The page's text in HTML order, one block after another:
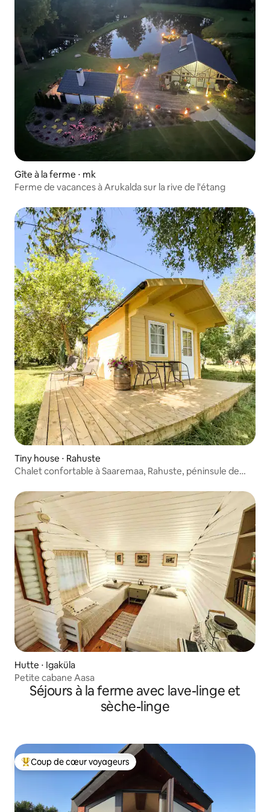
Gîte à la ferme ⋅ mk
Ferme de vacances à Arukalda sur la rive de l'étang
Tiny house ⋅ Rahuste
Chalet confortable à Saaremaa, Rahuste, péninsule de
Hutte ⋅ Igaküla
Petite cabane Aasa
Séjours à la ferme avec lave-linge et
sèche-linge
Coups de cœur voyageurs les plus appréciés
Coup de cœur voyageurs